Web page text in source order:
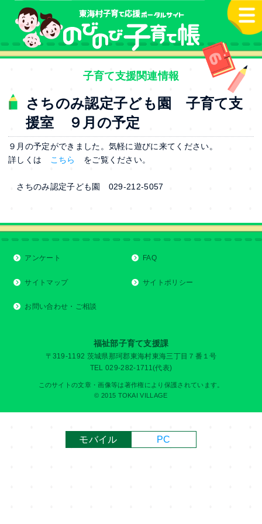
本文へ
子育て支援関連情報
さちのみ認定子ども園 子育て支
援室 ９月の予定
９月の予定ができました。気軽に遊びに来てください。
詳しくは
こちら をご覧ください。
さちのみ認定子ども園 029-212-5057
アンケート FAQ
サイトマップ サイトポリシー
お問い合わせ・ご相談
福祉部子育て支援課
〒319-1192 茨城県那珂郡東海村東海三丁目７番１号
TEL 029-282-1711(代表)
このサイトの文章・画像等は著作権により保護されています。
© 2015 TOKAI VILLAGE
モバイル PC